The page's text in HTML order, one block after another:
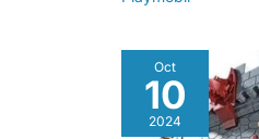
Oct
10
2024